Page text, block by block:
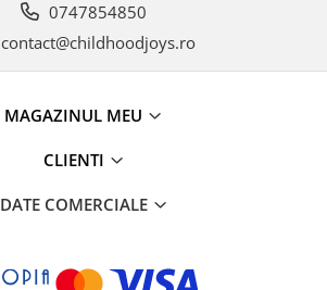
0747854850
contact@childhoodjoys.ro
MAGAZINUL MEU
CLIENTI
DATE COMERCIALE